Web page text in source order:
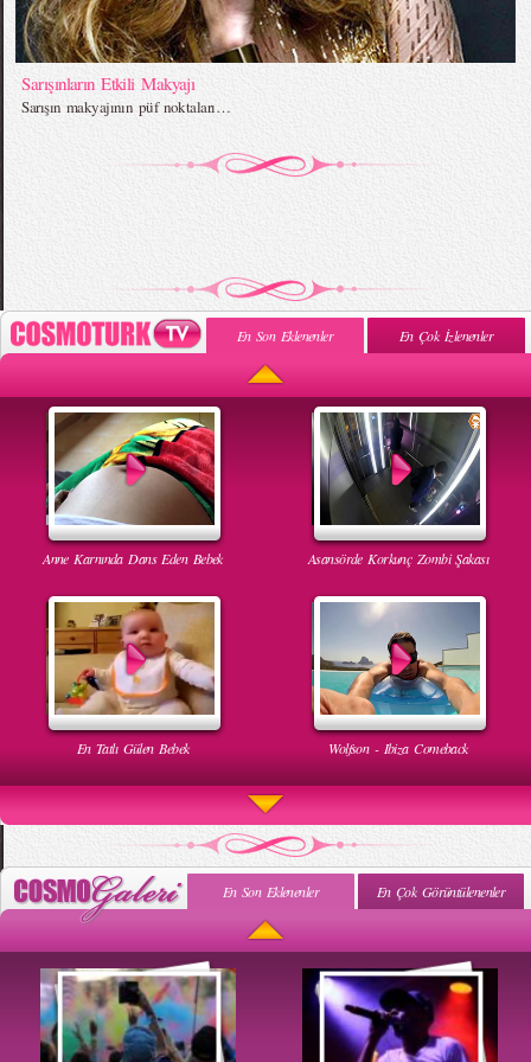
Sarışınların Etkili Makyajı
Sarışın makyajının püf noktaları…
En Son Eklenenler En Çok İzlenenler
Anne Karnında Dans Eden Bebek Asansörde Korkunç Zombi Şakası
En Tatlı Gülen Bebek Wolfson - Ibiza Comeback
Uyuyan Bebeğe Gangnam Dinletilirse Ne Olur
En Son Eklenenler En Çok Görüntülenenler